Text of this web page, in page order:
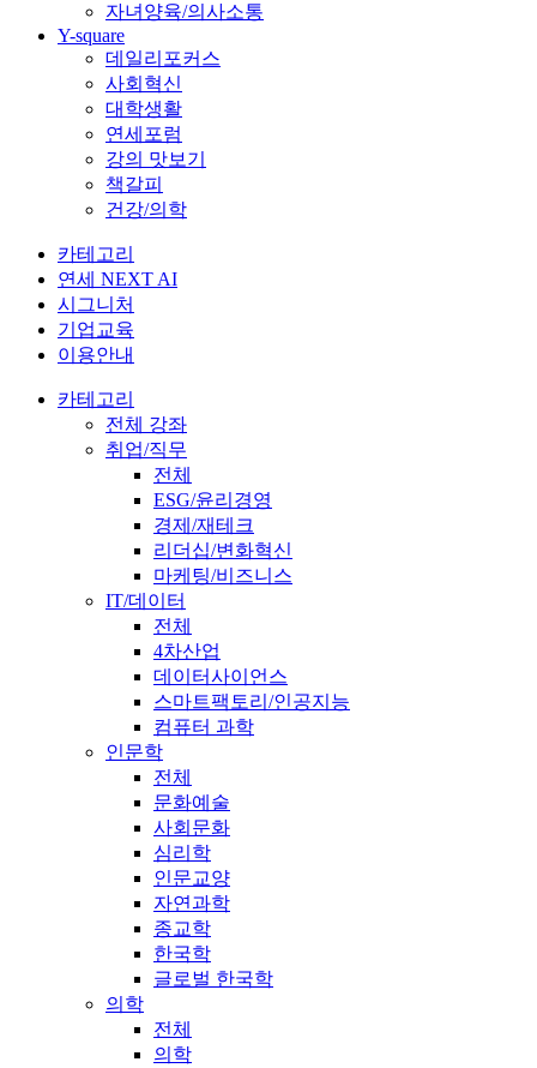
자녀양육/의사소통
Y-square
데일리포커스
사회혁신
대학생활
연세포럼
강의 맛보기
책갈피
건강/의학
카테고리
연세 NEXT AI
시그니처
기업교육
이용안내
카테고리
전체 강좌
취업/직무
전체
ESG/윤리경영
경제/재테크
리더십/변화혁신
마케팅/비즈니스
IT/데이터
전체
4차산업
데이터사이언스
스마트팩토리/인공지능
컴퓨터 과학
인문학
전체
문화예술
사회문화
심리학
인문교양
자연과학
종교학
한국학
글로벌 한국학
의학
전체
의학